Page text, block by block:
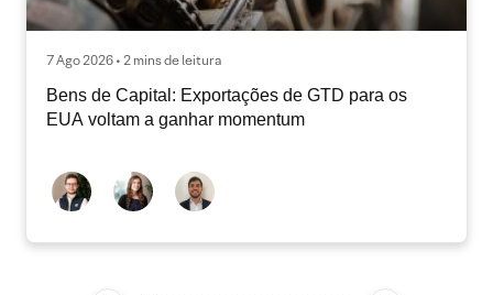
7 Ago 2026 • 2 mins de leitura
Bens de Capital: Exportações de GTD para os
EUA voltam a ganhar momentum